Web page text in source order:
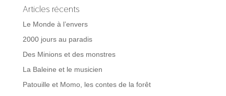
Articles récents
Le Monde à l’envers
2000 jours au paradis
Des Minions et des monstres
La Baleine et le musicien
Patouille et Momo, les contes de la forêt